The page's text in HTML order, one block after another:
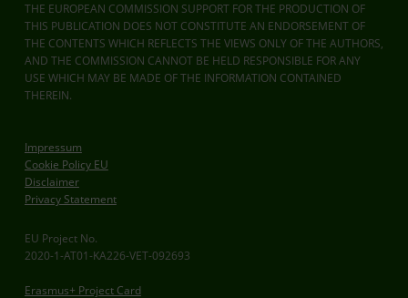
THE EUROPEAN COMMISSION SUPPORT FOR THE PRODUCTION OF
THIS PUBLICATION DOES NOT CONSTITUTE AN ENDORSEMENT OF
THE CONTENTS WHICH REFLECTS THE VIEWS ONLY OF THE AUTHORS,
AND THE COMMISSION CANNOT BE HELD RESPONSIBLE FOR ANY
USE WHICH MAY BE MADE OF THE INFORMATION CONTAINED
THEREIN.
Impressum
Cookie Policy EU
Disclaimer
Privacy Statement
EU Project No.
2020-1-AT01-KA226-VET-092693
Erasmus+ Project Card